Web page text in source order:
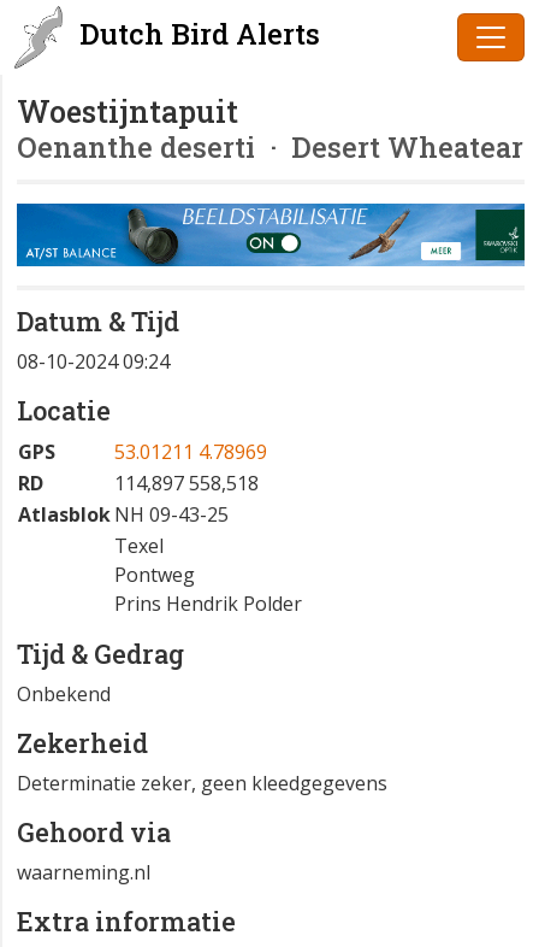
Dutch Bird Alerts
Woestijntapuit
Oenanthe deserti · Desert Wheatear
Datum & Tijd
08-10-2024 09:24
Locatie
GPS
53.01211 4.78969
RD
114,897 558,518
AtlasblokNH 09-43-25
Texel
Pontweg
Prins Hendrik Polder
Tijd & Gedrag
Onbekend
Zekerheid
Determinatie zeker, geen kleedgegevens
Gehoord via
waarneming.nl
Extra informatie